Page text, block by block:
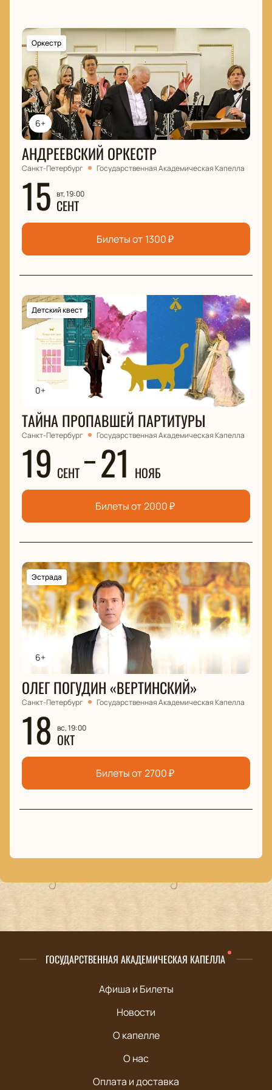
6+
Оркестр
АНДРЕЕВСКИЙ ОРКЕСТР
Санкт-Петербург Государственная Академическая Капелла
15 вт, 19:00
СЕНТ
Билеты от 1300₽
0+
Детский квест
ТАЙНА ПРОПАВШЕЙ ПАРТИТУРЫ
Санкт-Петербург Государственная Академическая Капелла
19 СЕНТ 21 НОЯБ
Билеты от 2000₽
6+
Эстрада
ОЛЕГ ПОГУДИН «ВЕРТИНСКИЙ»
Санкт-Петербург Государственная Академическая Капелла
18 вс, 19:00
ОКТ
Билеты от 2700₽
ГОСУДАРСТВЕННАЯ АКАДЕМИЧЕСКАЯ КАПЕЛЛА
Афиша и Билеты
Новости
О капелле
О нас
Оплата и доставка